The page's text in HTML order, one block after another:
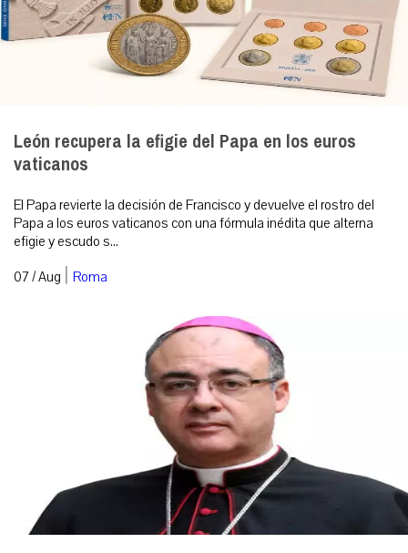
León recupera la efigie del Papa en los euros
vaticanos
El Papa revierte la decisión de Francisco y devuelve el rostro del
Papa a los euros vaticanos con una fórmula inédita que alterna
efigie y escudo s...
07 / Aug | Roma